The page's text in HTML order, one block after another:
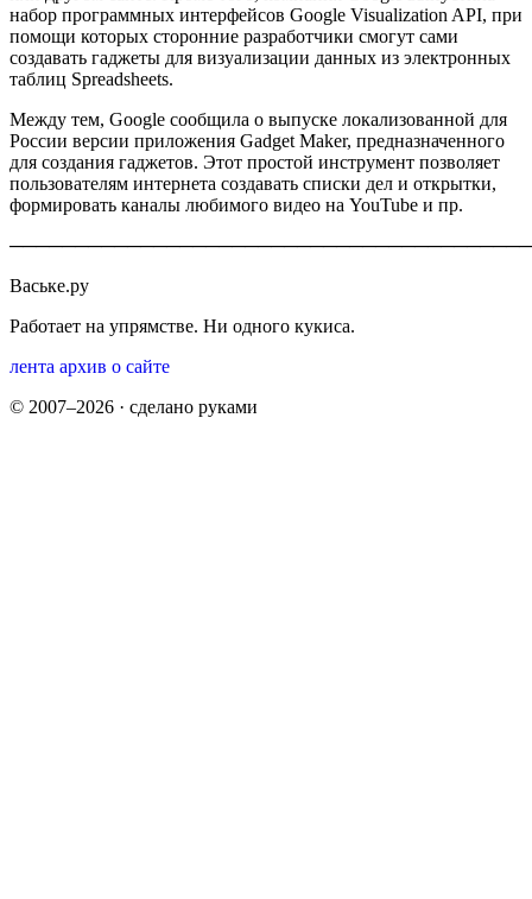
набор программных интерфейсов Google Visualization API, при
помощи которых сторонние разработчики смогут сами
создавать гаджеты для визуализации данных из электронных
таблиц Spreadsheets.
Между тем, Google сообщила о выпуске локализованной для
России версии приложения Gadget Maker, предназначенного
для создания гаджетов. Этот простой инструмент позволяет
пользователям интернета создавать списки дел и открытки,
формировать каналы любимого видео на YouTube и пр.
Ваське.ру
Работает на упрямстве. Ни одного кукиса.
лента архив о сайте
© 2007–2026 · сделано руками